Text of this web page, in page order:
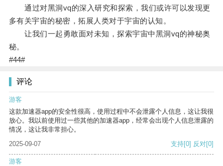
通过对黑洞vq的深入研究和探索，我们或许可以发现更
多有关宇宙的秘密，拓展人类对于宇宙的认知。
让我们一起勇敢面对未知，探索宇宙中黑洞vq的神秘奥
秘。
#44#
评论
游客
这款加速器app的安全性很高，使用过程中不会泄露个人信息，这让我很
放心。我以前使用过一些其他的加速器app，经常会出现个人信息泄露的
情况，这让我非常担心。
2025-09-07
支持[0] 反对[0]
游客